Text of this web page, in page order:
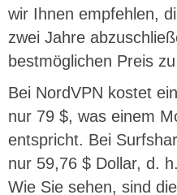
wir Ihnen empfehlen,
zwei Jahre
bestmöglichen Preis
Bei NordVPN kostet
nur 79 $, was einem
entspricht. Bei
nur 59,76 $ Dollar, d.
Wie Sie sehen, sind